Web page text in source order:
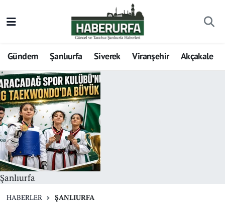
Gündem Şanlıurfa Siverek Viranşehir Akçakale
Şanlıurfa
HABERLER ŞANLIURFA